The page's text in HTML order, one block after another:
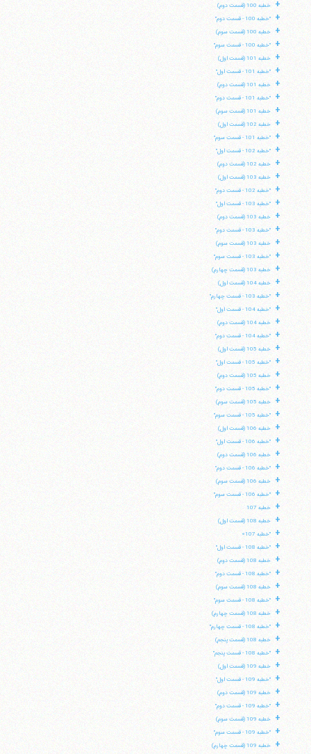
+ خطبه 100 (قسمت دوم)
+ "خطبه 100 - قسمت دوم"
+ خطبه 100 (قسمت سوم)
+ "خطبه 100 - قسمت سوم"
+ خطبه 101 (قسمت اول)
+ "خطبه 101 - قسمت اول"
+ خطبه 101 (قسمت دوم)
+ "خطبه 101 - قسمت دوم"
+ خطبه 101 (قسمت سوم)
+ خطبه 102 (قسمت اول)
+ "خطبه 101 - قسمت سوم"
+ "خطبه 102 - قسمت اول"
+ خطبه 102 (قسمت دوم)
+ خطبه 103 (قسمت اول)
+ "خطبه 102 - قسمت دوم"
+ "خطبه 103 - قسمت اول"
+ خطبه 103 (قسمت دوم)
+ "خطبه 103 - قسمت دوم"
+ خطبه 103 (قسمت سوم)
+ "خطبه 103 - قسمت سوم"
+ خطبه 103 (قسمت چهارم)
+ خطبه 104 (قسمت اول)
+ "خطبه 103 - قسمت چهارم"
+ "خطبه 104 - قسمت اول"
+ خطبه 104 (قسمت دوم)
+ "خطبه 104 - قسمت دوم"
+ خطبه 105 (قسمت اول)
+ "خطبه 105 - قسمت اول"
+ خطبه 105 (قسمت دوم)
+ "خطبه 105 - قسمت دوم"
+ خطبه 105 (قسمت سوم)
+ "خطبه 105 - قسمت سوم"
+ خطبه 106 (قسمت اول)
+ "خطبه 106 - قسمت اول"
+ خطبه 106 (قسمت دوم)
+ "خطبه 106 - قسمت دوم"
+ خطبه 106 (قسمت سوم)
+ "خطبه 106 - قسمت سوم"
+ خطبه 107
+ خطبه 108 (قسمت اول)
+ "خطبه 107»
+ "خطبه 108 - قسمت اول"
+ خطبه 108 (قسمت دوم)
+ "خطبه 108 - قسمت دوم"
+ خطبه 108 (قسمت سوم)
+ "خطبه 108 - قسمت سوم"
+ خطبه 108 (قسمت چهارم)
+ "خطبه 108 - قسمت چهارم"
+ خطبه 108 (قسمت پنجم)
+ "خطبه 108 - قسمت پنجم"
+ خطبه 109 (قسمت اول)
+ "خطبه 109 - قسمت اول"
+ خطبه 109 (قسمت دوم)
+ "خطبه 109 - قسمت دوم"
+ خطبه 109 (قسمت سوم)
+ "خطبه 109 - قسمت سوم"
+ خطبه 109 (قسمت چهارم)